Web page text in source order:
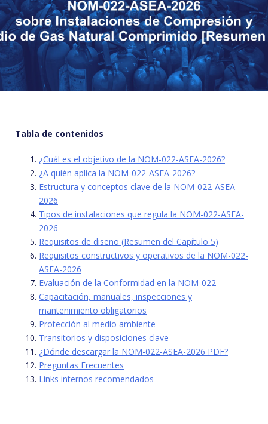
Tabla de contenidos
¿Cuál es el objetivo de la NOM-022-ASEA-2026?
¿A quién aplica la NOM-022-ASEA-2026?
Estructura y conceptos clave de la NOM-022-ASEA-
2026
Tipos de instalaciones que regula la NOM-022-ASEA-
2026
Requisitos de diseño (Resumen del Capítulo 5)
Requisitos constructivos y operativos de la NOM-022-
ASEA-2026
Evaluación de la Conformidad en la NOM-022
Capacitación, manuales, inspecciones y
mantenimiento obligatorios
Protección al medio ambiente
Transitorios y disposiciones clave
¿Dónde descargar la NOM-022-ASEA-2026 PDF?
Preguntas Frecuentes
Links internos recomendados